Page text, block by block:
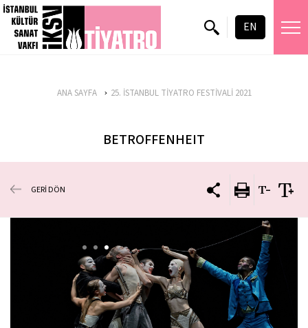
EN
ANA SAYFA 25. İSTANBUL TİYATRO FESTİVALİ 2021
BETROFFENHEIT
GERİ DÖN